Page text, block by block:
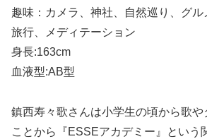
趣味：カメラ、神社、自然巡り、グル
旅行、メディテーション
身長:163cm
血液型:AB型
鎮西寿々歌さんは小学生の頃から歌や
ことから『ESSEアカデミー』という